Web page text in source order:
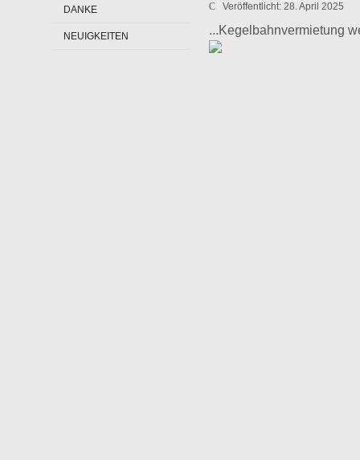
DANKE
NEUIGKEITEN
Veröffentlicht: 28. April 2025
...Kegelbahnvermietung